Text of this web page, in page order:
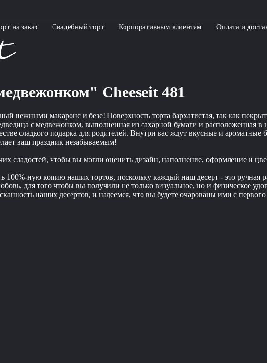
на заказ Свадебный торт Корпоративным клиентам Оплата и
Cheeseit 481
нежными макаронс и безе! Поверхность торта бархатистая, так как
с медвежонком, выполненная из сахарной бумаги и расположенная
сладкого подарка для родителей. Внутри вас ждут вкусные и
ваш праздник незабываемым!
сладостей, чтобы вы могли оценить дизайн, наполнение, оформление и
ную копию наших тортов, поскольку каждый наш десерт - это ручная
для того чтобы вы получили не только визуальное, но и физическое
наших десертов, и надеемся, что вы будете очарованы ими с первого